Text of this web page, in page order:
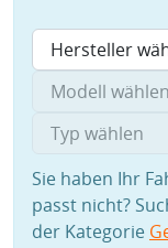
Sie haben Ihr
passt nicht?
der Kategorie